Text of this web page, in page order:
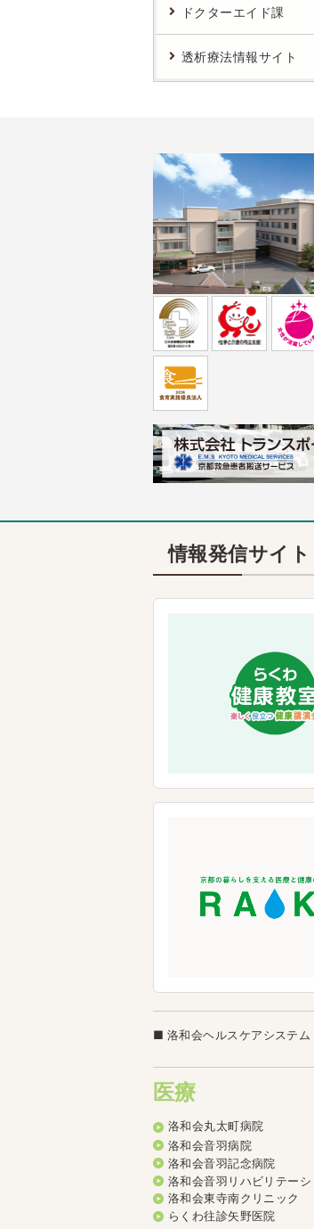
ドクターエイド課
透析療法情報サイト
情報発信サイト
洛和会ヘルスケアシステム
医療
洛和会丸太町病院
洛和会音羽病院
洛和会音羽記念病院
洛和会音羽リハビリテー
洛和会東寺南クリニック
らくわ往診矢野医院